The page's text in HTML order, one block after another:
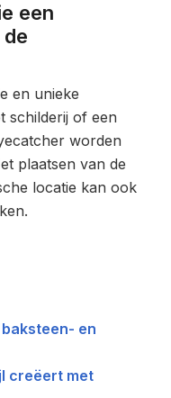
een
en unieke
schilderij of een
worden
plaatsen van de
locatie kan ook
en
creëert met